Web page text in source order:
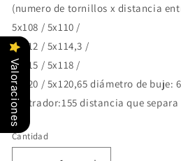
(numero de tornillos x distancia
5x108 / 5x110 /
5x112 / 5x114,3 /
5x115 / 5x118 /
5x120 / 5x120,65 diámetro de buje:
centrador:155 distancia que separa
Cantidad
Cantidad
Valoraciones